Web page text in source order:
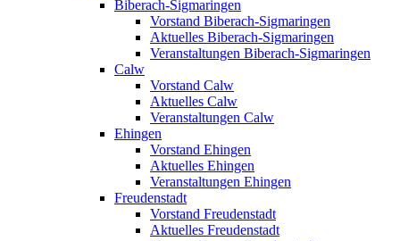
Biberach-Sigmaringen
Vorstand Biberach-Sigmaringen
Aktuelles Biberach-Sigmaringen
Veranstaltungen Biberach-Sigmaringen
Calw
Vorstand Calw
Aktuelles Calw
Veranstaltungen Calw
Ehingen
Vorstand Ehingen
Aktuelles Ehingen
Veranstaltungen Ehingen
Freudenstadt
Vorstand Freudenstadt
Aktuelles Freudenstadt